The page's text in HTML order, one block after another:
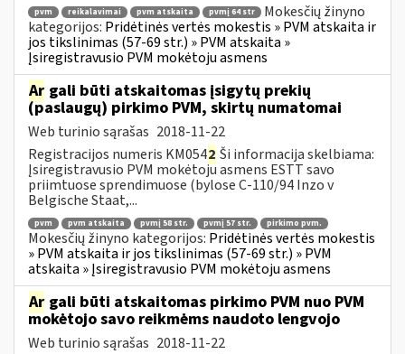
pvm reikalavimai pvm atskaita pvmį 64 str
Mokesčių žinyno
kategorijos: Pridėtinės vertės mokestis » PVM atskaita ir
jos tikslinimas (57-69 str.) » PVM atskaita »
Įsiregistravusio PVM mokėtoju asmens
Ar gali būti atskaitomas įsigytų prekių
(paslaugų) pirkimo PVM, skirtų numatomai
Web turinio sąrašas 2018-11-22
Registracijos numeris KM0542 Ši informacija skelbiama:
Įsiregistravusio PVM mokėtoju asmens ESTT savo
priimtuose sprendimuose (bylose C-110/94 Inzo v
Belgische Staat,...
pvm pvm atskaita pvmį 58 str. pvmį 57 str. pirkimo pvm.
Mokesčių žinyno kategorijos: Pridėtinės vertės mokestis
» PVM atskaita ir jos tikslinimas (57-69 str.) » PVM
atskaita » Įsiregistravusio PVM mokėtoju asmens
Ar gali būti atskaitomas pirkimo PVM nuo PVM
mokėtojo savo reikmėms naudoto lengvojo
Web turinio sąrašas 2018-11-22